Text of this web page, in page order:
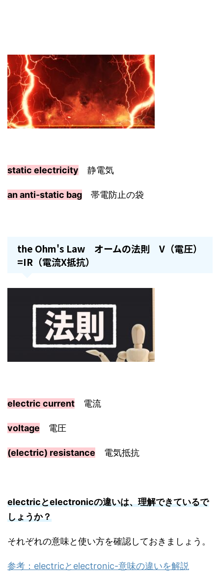
static electricity 静電気
an anti-static bag 帯電防止の袋
the Ohm's Law オームの法則 V（電圧）
=IR（電流X抵抗）
electric current 電流
voltage 電圧
(electric) resistance 電気抵抗
electricとelectronicの違いは、理解できているで
しょうか？
それぞれの意味と使い方を確認しておきましょう。
参考：electricとelectronic-意味の違いを解説